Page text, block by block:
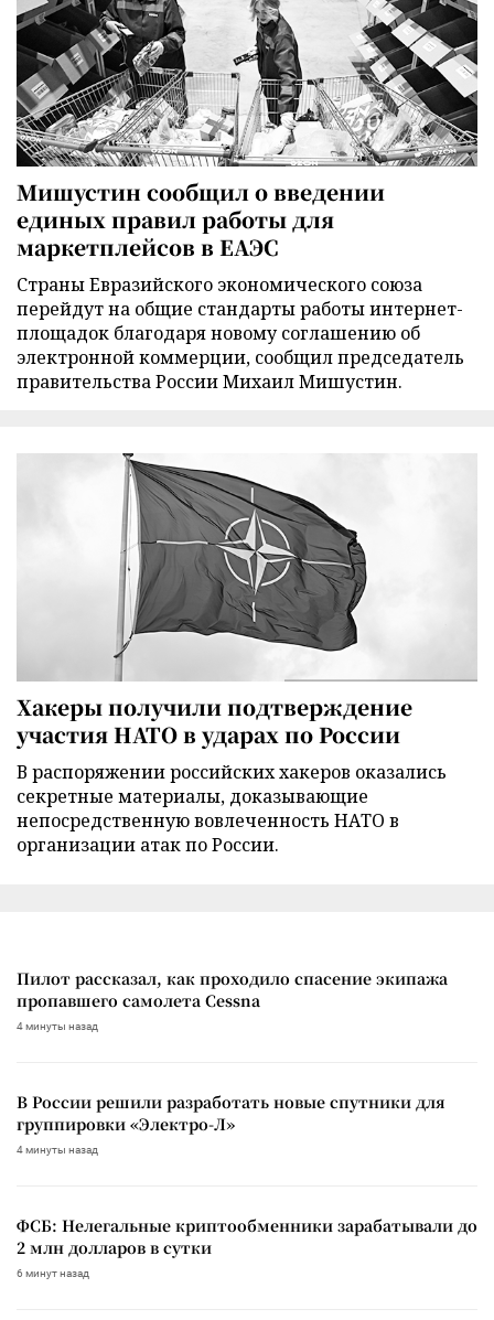
Мишустин сообщил о введении
единых правил работы для
маркетплейсов в ЕАЭС
Страны Евразийского экономического союза
перейдут на общие стандарты работы интернет-
площадок благодаря новому соглашению об
электронной коммерции, сообщил председатель
правительства России Михаил Мишустин.
Хакеры получили подтверждение
участия НАТО в ударах по России
В распоряжении российских хакеров оказались
секретные материалы, доказывающие
непосредственную вовлеченность НАТО в
организации атак по России.
Пилот рассказал, как проходило спасение экипажа
пропавшего самолета Cessna
4 минуты назад
В России решили разработать новые спутники для
группировки «Электро-Л»
4 минуты назад
ФСБ: Нелегальные криптообменники зарабатывали до
2 млн долларов в сутки
6 минут назад